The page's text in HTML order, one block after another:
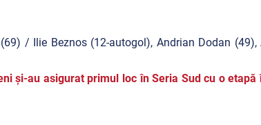
/ Ilie Beznos (12-autogol), Andrian Dodan (49),
și-au asigurat primul loc în Seria Sud cu o